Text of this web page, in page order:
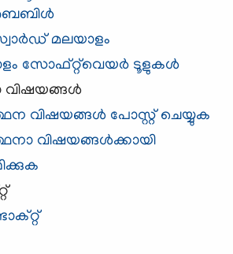
മലയാളം
സോഫ്റ്റ്‌വെയര്‍ ടൂളുകള്‍
വിഷയങ്ങള്‍
വിഷയങ്ങള്‍ പോസ്റ്റ്‌ ചെയ്യുക
വിഷയങ്ങള്‍ക്കായി